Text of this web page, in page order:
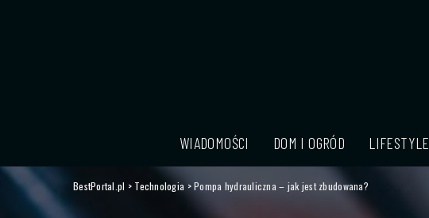
WIADOMOŚCI DOM I OGRÓD LIFESTYLE
BestPortal.pl > Technologia >Pompa hydrauliczna – jak jest zbudowana?